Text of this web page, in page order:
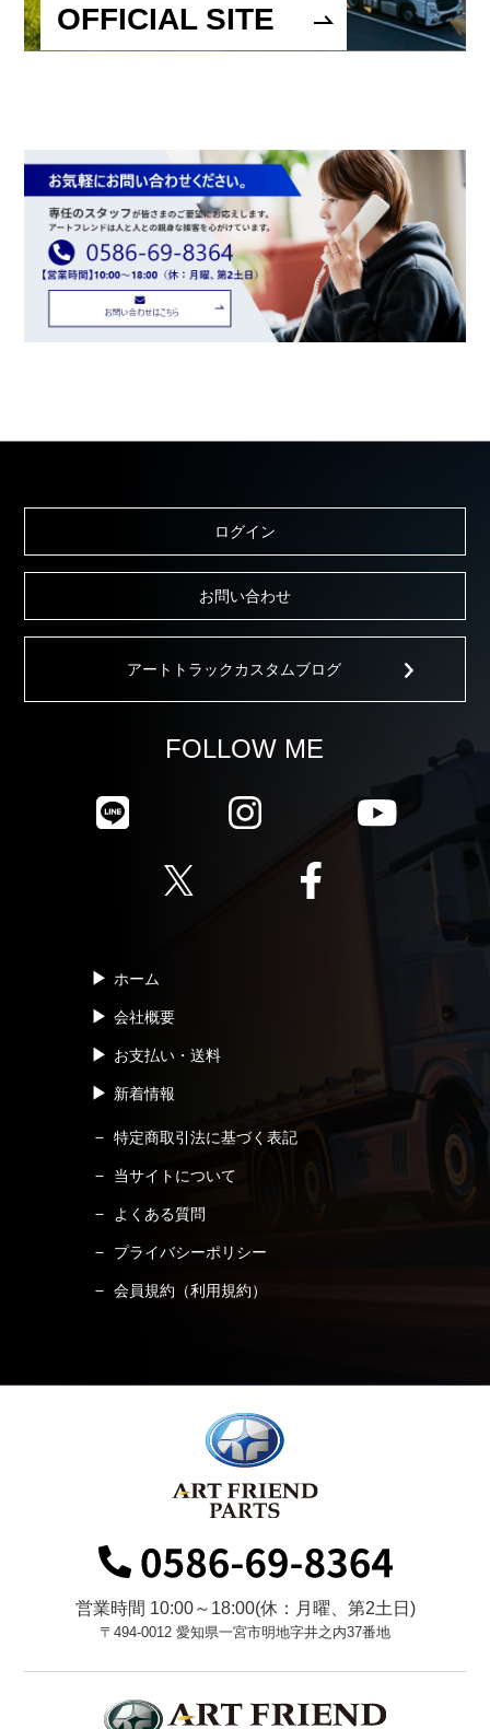
OFFICIAL SITE
ログイン
お問い合わせ
アートトラックカスタムブログ
FOLLOW ME
ホーム
会社概要
お支払い・送料
新着情報
特定商取引法に基づく表記
当サイトについて
よくある質問
プライバシーポリシー
会員規約（利用規約）
営業時間 10:00～18:00(休：月曜、第2土日)
〒494-0012 愛知県一宮市明地字井之内37番地